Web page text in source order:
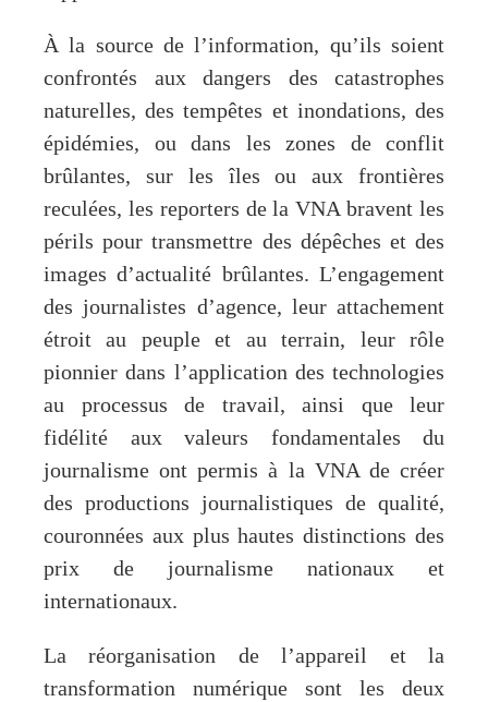
À la source de l’information, qu’ils soient
confrontés aux dangers des catastrophes
naturelles, des tempêtes et inondations, des
épidémies, ou dans les zones de conflit
brûlantes, sur les îles ou aux frontières
reculées, les reporters de la VNA bravent les
périls pour transmettre des dépêches et des
images d’actualité brûlantes. L’engagement
des journalistes d’agence, leur attachement
étroit au peuple et au terrain, leur rôle
pionnier dans l’application des technologies
au processus de travail, ainsi que leur
fidélité aux valeurs fondamentales du
journalisme ont permis à la VNA de créer
des productions journalistiques de qualité,
couronnées aux plus hautes distinctions des
prix de journalisme nationaux et
internationaux.
La réorganisation de l’appareil et la
transformation numérique sont les deux